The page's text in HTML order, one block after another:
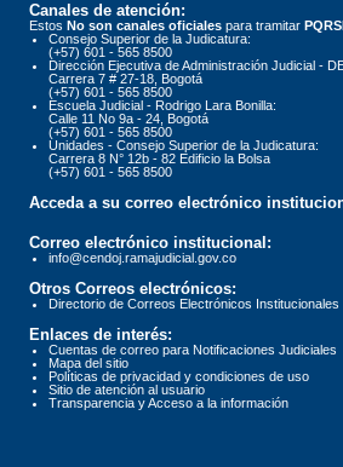
Canales de atención:
Estos No son canales oficiales para tramitar
Consejo Superior de la Judicatura:
(+57) 601 - 565 8500
Dirección Ejecutiva de Administración Judicial -
Carrera 7 # 27-18, Bogotá
(+57) 601 - 565 8500
Escuela Judicial - Rodrigo Lara Bonilla:
Calle 11 No 9a - 24, Bogotá
(+57) 601 - 565 8500
Unidades - Consejo Superior de la Judicatura:
Carrera 8 N° 12b - 82 Edificio la Bolsa
(+57) 601 - 565 8500
Acceda a su correo electrónico
Correo electrónico institucional:
info@cendoj.ramajudicial.gov.co
Otros Correos electrónicos:
Directorio de Correos Electrónicos Institucionales
Enlaces de interés:
Cuentas de correo para Notificaciones Judiciales
Mapa del sitio
Políticas de privacidad y condiciones de uso
Sitio de atención al usuario
Transparencia y Acceso a la información